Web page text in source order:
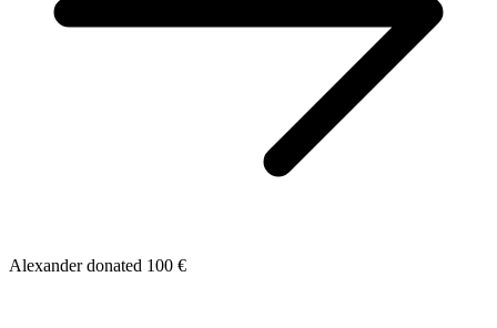
Alexander donated 100 €